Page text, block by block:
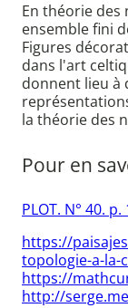
En théorie des
ensemble fini
Figures
dans l'art
donnent lieu à
la théorie des
Pour en
PLOT. N° 40.
https://
topologie-a-la-
https://
http://